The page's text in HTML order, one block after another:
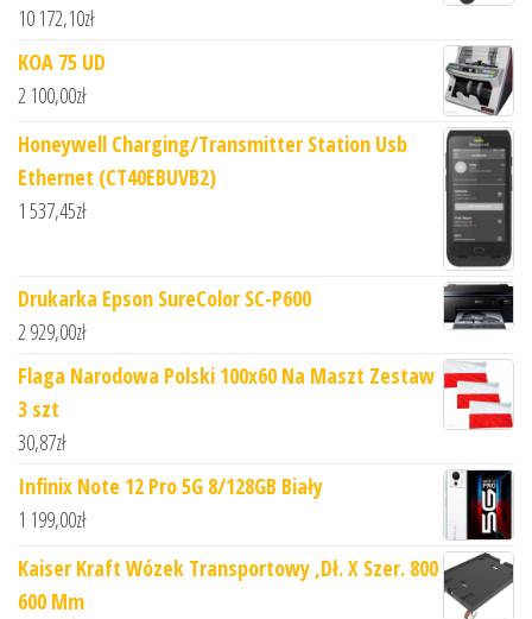
10 172,10zł
KOA 75 UD
2 100,00zł
Honeywell Charging/Transmitter Station Usb
Ethernet (CT40EBUVB2)
1 537,45zł
Drukarka Epson SureColor SC-P600
2 929,00zł
Flaga Narodowa Polski 100x60 Na Maszt Zestaw
3 szt
30,87zł
Infinix Note 12 Pro 5G 8/128GB Biały
1 199,00zł
Kaiser Kraft Wózek Transportowy ,Dł. X Szer. 800
600 Mm